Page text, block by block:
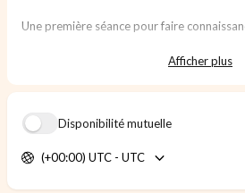
Une première séance pour faire
Afficher plus
Disponibilité mutuelle
(+00:00) UTC - UTC